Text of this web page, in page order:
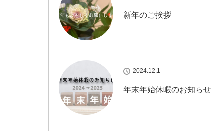
新年のご挨拶
2024.12.1
年末年始休暇のお知らせ